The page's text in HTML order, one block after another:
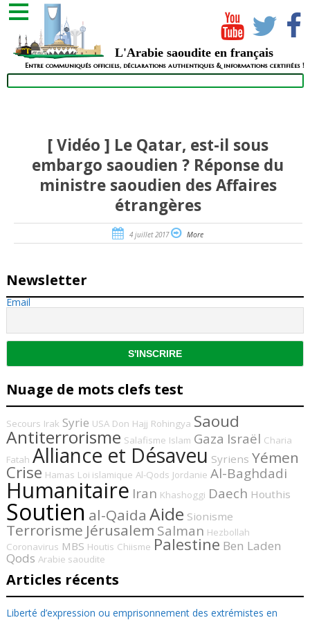
L'Arabie saoudite en français
Entre communiqués officiels, déclarations authentiques & informations certifiées !
[ Vidéo ] Le Qatar, est-il sous
embargo saoudien ? Réponse du
ministre saoudien des Affaires
étrangères
4 juillet 2017 More
Newsletter
Email
Nuage de mots clefs test
Secours Irak Syrie USA Don Hajj Rohingya Saoud
Antiterrorisme Salafisme Islam Gaza Israël Charia
Fatah Alliance et Désaveu Syriens Yémen
Crise Hamas Loi islamique Al-Qods Jordanie Al-Baghdadi
Humanitaire Iran Khashoggi Daech Houthis
Soutien al-Qaida Aide Sionisme
Terrorisme Jérusalem Salman Hezbollah
Coronavirus MBS Houtis Chiisme Palestine Ben Laden
Qods Arabie saoudite
Articles récents
Liberté d’expression ou emprisonnement des extrémistes en